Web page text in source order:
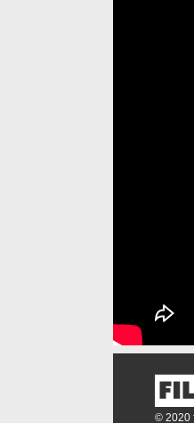
© 2020